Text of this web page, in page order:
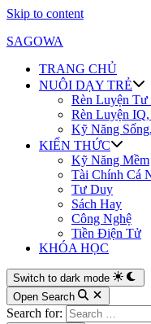
Skip to content
SAGOWA
TRANG CHỦ
NUÔI DẠY TRẺ
Rèn Luyện
Rèn Luyện
Kỹ Năng
KIẾN THỨC
Kỹ Năng Mềm
Tài Chính Cá
Tư Duy
Sách Hay
Công Nghệ
Tiền Điện Tử
KHÓA HỌC
Switch to dark mode
Open Search
Search for: